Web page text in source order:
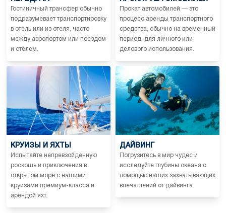
Гостиничный трансфер обычно
подразумевает транспортировку
в отель или из отеля, часто
между аэропортом или поездом
и отелем.
Прокат автомобилей — это
процесс аренды транспортного
средства, обычно на временный
период, для личного или
делового использования.
КРУИЗЫ И ЯХТЫ
Испытайте непревзойденную
роскошь и приключения в
открытом море с нашими
круизами премиум-класса и
арендой яхт.
ДАЙВИНГ
Погрузитесь в мир чудес и
исследуйте глубины океана с
помощью наших захватывающих
впечатлений от дайвинга.